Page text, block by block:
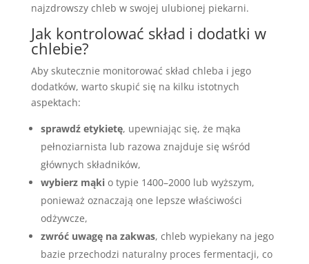
najzdrowszy chleb w swojej ulubionej piekarni.
Jak kontrolować skład i dodatki w
chlebie?
Aby skutecznie monitorować skład chleba i jego
dodatków, warto skupić się na kilku istotnych
aspektach:
sprawdź etykietę, upewniając się, że mąka
pełnoziarnista lub razowa znajduje się wśród
głównych składników,
wybierz mąkio typie 1400–2000 lub wyższym,
ponieważ oznaczają one lepsze właściwości
odżywcze,
zwróć uwagę na zakwas, chleb wypiekany na jego
bazie przechodzi naturalny proces fermentacji, co